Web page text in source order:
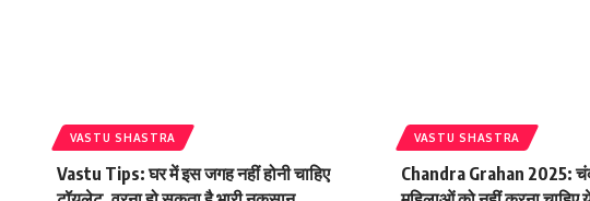
VASTU SHASTRA
Vastu Tips: घर में इस जगह नहीं होनी चाहिए
VASTU SHASTRA
Chandra Grahan 2025: